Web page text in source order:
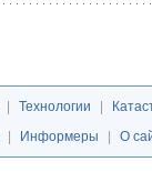
| Технологии |
| Информеры | О